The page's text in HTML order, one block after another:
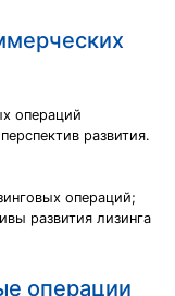
операций
развития.
операций;
развития лизинга
операции